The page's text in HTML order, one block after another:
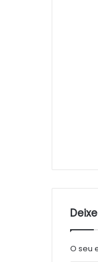
O seu